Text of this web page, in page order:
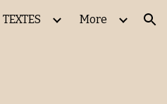
TEXTES More